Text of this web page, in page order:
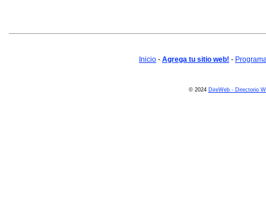
Inicio - Agrega tu sitio web! -
© 2024 DireWeb - Directorio